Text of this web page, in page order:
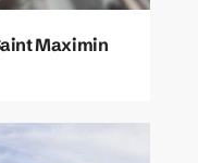
Maximin